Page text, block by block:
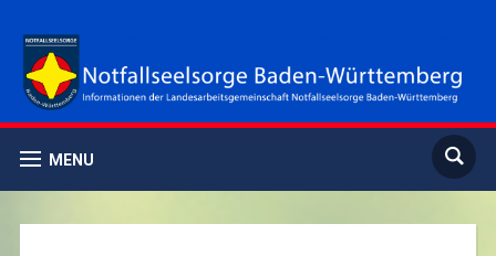
MENU